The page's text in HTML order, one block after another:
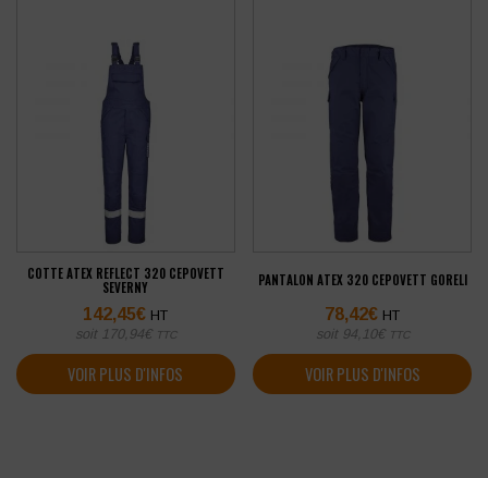
COTTE ATEX REFLECT 320 CEPOVETT
SEVERNY
142,45€ HT
soit 170,94€ TTC
VOIR PLUS D'INFOS
PANTALON ATEX 320 CEPOVETT GORELI
78,42€ HT
soit 94,10€ TTC
VOIR PLUS D'INFOS